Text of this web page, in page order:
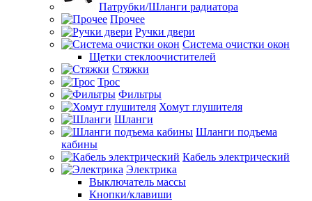
Патрубки/Шланги радиатора
Прочее
Ручки двери
Система очистки окон
Щетки стеклоочистителей
Стяжки
Трос
Фильтры
Хомут глушителя
Шланги
Шланги подъема
кабины
Кабель электрический
Электрика
Выключатель массы
Кнопки/клавиши